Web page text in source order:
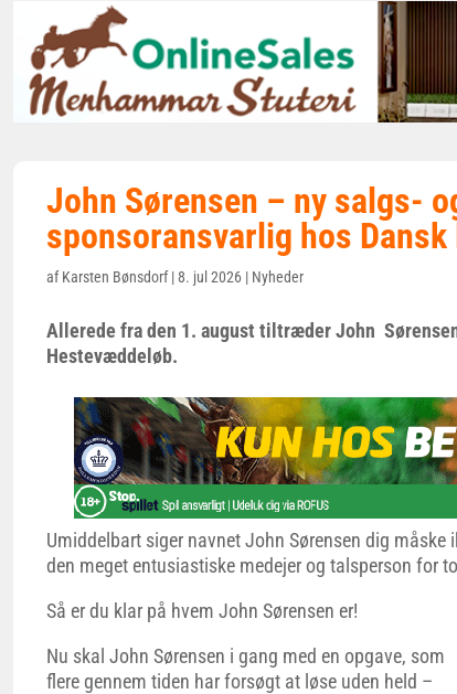
John Sørensen – ny salgs-
sponsoransvarlig hos
afKarsten Bønsdorf|8. jul 2026 | Nyheder
Allerede fra den 1. august tiltræder John
Hestevæddeløb.
Umiddelbart siger navnet John Sørensen dig
den meget entusiastiske medejer og talsperson for
Så er du klar på hvem John Sørensen er!
Nu skal John Sørensen i gang med en opgave, som
flere gennem tiden har forsøgt at løse uden held –